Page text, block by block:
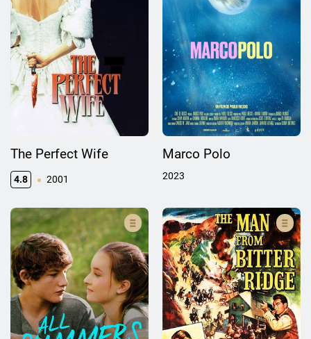
The Perfect Wife
4.8 2001
Marco Polo
2023